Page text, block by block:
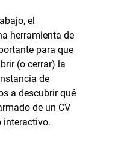
el
herramienta de
para que
(o cerrar) la
de
a descubrir qué
de un CV
interactivo.